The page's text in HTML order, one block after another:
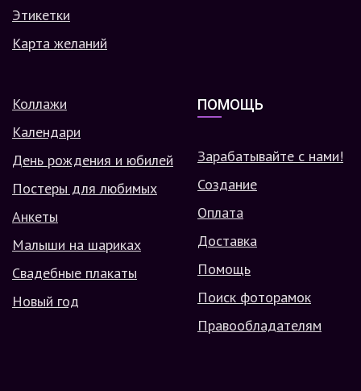
Этикетки
Карта желаний
Коллажи
Календари
День рождения и юбилей
Постеры для любимых
Анкеты
Малыши на шариках
Свадебные плакаты
Новый год
ПОМОЩЬ
Зарабатывайте с нами!
Создание
Оплата
Доставка
Помощь
Поиск фоторамок
Правообладателям